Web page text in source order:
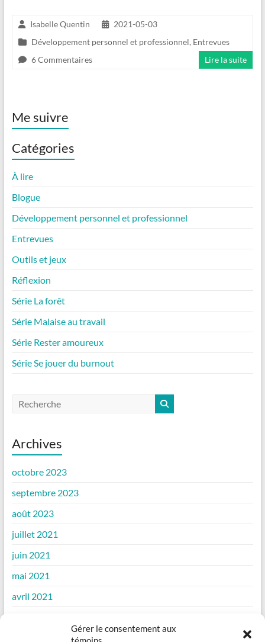
Gérer le consentement aux
Isabelle Quentin
2021-05-03
Développement personnel et professionnel, Entrevues
6 Commentaires
Lire la suite
Me suivre
Catégories
À lire
Blogue
Développement personnel et professionnel
Entrevues
Outils et jeux
Réflexion
Série La forêt
Série Malaise au travail
Série Rester amoureux
Série Se jouer du burnout
Archives
octobre 2023
septembre 2023
août 2023
juillet 2021
juin 2021
mai 2021
avril 2021